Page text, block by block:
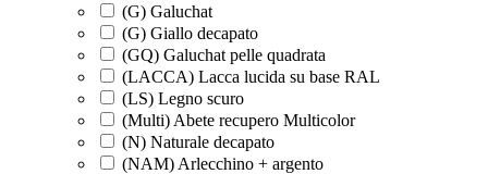
(G) Galuchat
(G) Giallo decapato
(GQ) Galuchat pelle quadrata
(LACCA) Lacca lucida su base RAL
(LS) Legno scuro
(Multi) Abete recupero Multicolor
(N) Naturale decapato
(NAM) Arlecchino + argento